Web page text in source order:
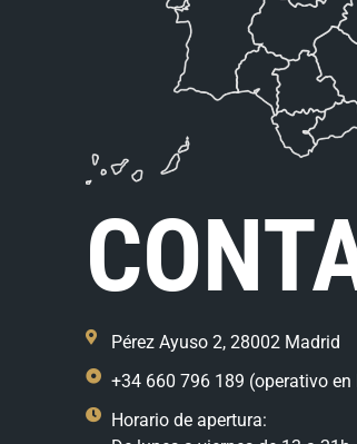
Pérez Ayuso 2, 28002 Madrid
+34 660 796 189 (operativo
Horario de apertura: